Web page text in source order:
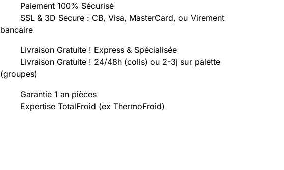
Paiement 100% Sécurisé
SSL & 3D Secure : CB, Visa, MasterCard, ou Virement
bancaire
Livraison Gratuite ! Express & Spécialisée
Livraison Gratuite ! 24/48h (colis) ou 2-3j sur palette
(groupes)
Garantie 1 an pièces
Expertise TotalFroid (ex ThermoFroid)